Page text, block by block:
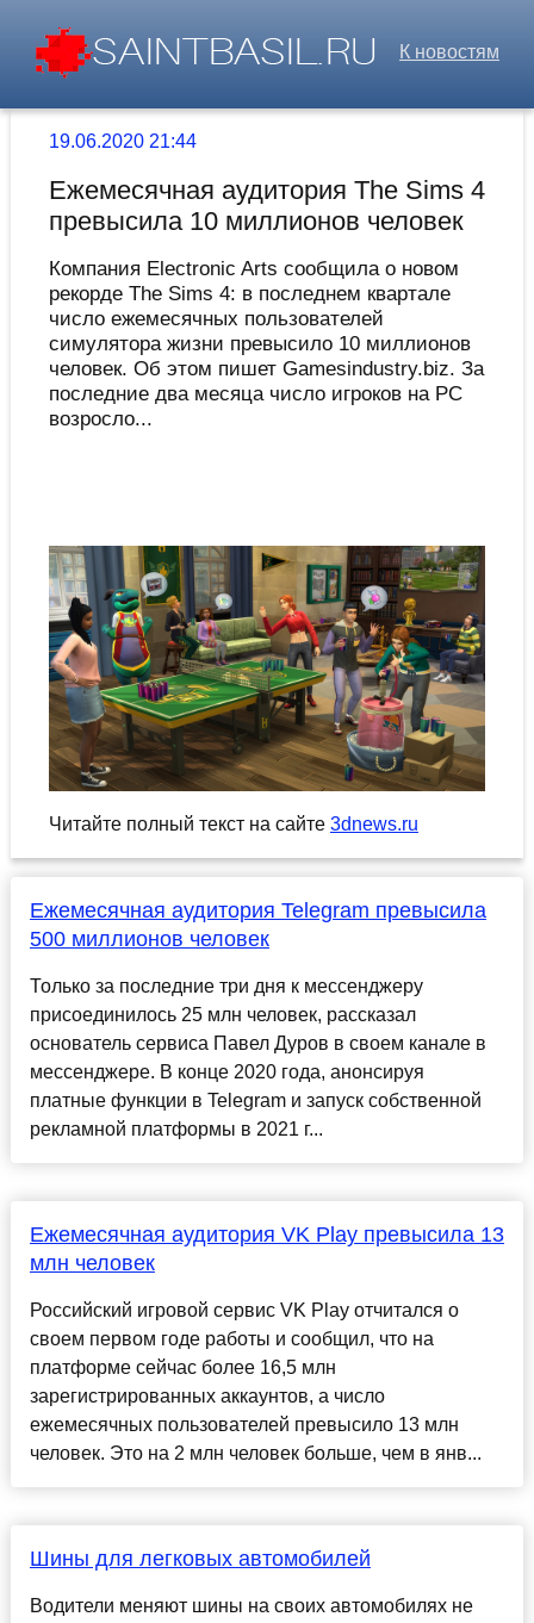
К новостям
19.06.2020 21:44
Ежемесячная аудитория The Sims 4
превысила 10 миллионов человек
Компания Electronic Arts сообщила о новом
рекорде The Sims 4: в последнем квартале
число ежемесячных пользователей
симулятора жизни превысило 10 миллионов
человек. Об этом пишет Gamesindustry.biz. За
последние два месяца число игроков на PC
возросло...
Читайте полный текст на сайте 3dnews.ru
Ежемесячная аудитория Telegram превысила
500 миллионов человек
Только за последние три дня к мессенджеру
присоединилось 25 млн человек, рассказал
основатель сервиса Павел Дуров в своем канале в
мессенджере. В конце 2020 года, анонсируя
платные функции в Telegram и запуск собственной
рекламной платформы в 2021 г...
Ежемесячная аудитория VK Play превысила 13
млн человек
Российский игровой сервис VK Play отчитался о
своем первом годе работы и сообщил, что на
платформе сейчас более 16,5 млн
зарегистрированных аккаунтов, а число
ежемесячных пользователей превысило 13 млн
человек. Это на 2 млн человек больше, чем в янв...
Шины для легковых автомобилей
Водители меняют шины на своих автомобилях не